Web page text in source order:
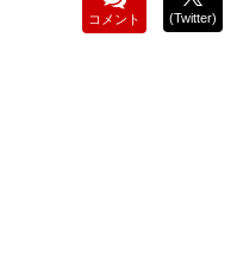
コメント (Twitter)